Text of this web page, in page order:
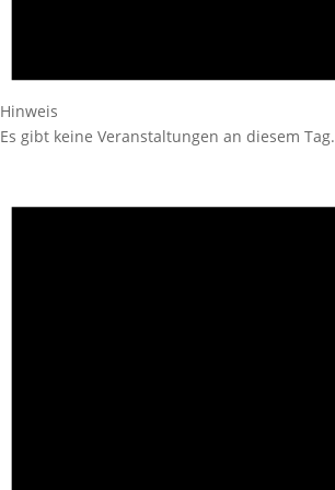
Hinweis
Es gibt keine Veranstaltungen an diesem Tag.